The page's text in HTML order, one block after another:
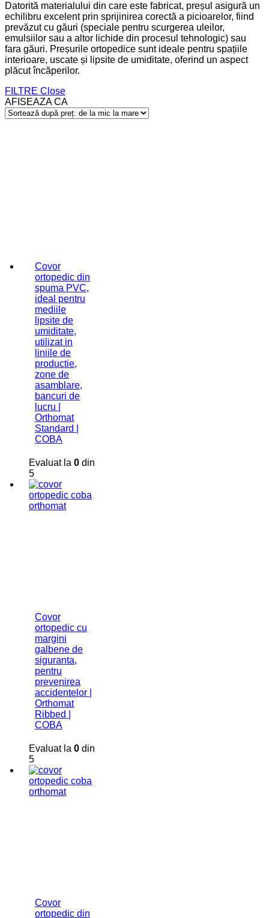
Datorită materialului din care este fabricat, preșul asigură un
echilibru excelent prin sprijinirea corectă a picioarelor, fiind
prevăzut cu găuri (speciale pentru scurgerea uleilor,
emulsiilor sau a altor lichide din procesul tehnologic) sau
fara găuri. Preșurile ortopedice sunt ideale pentru spațiile
interioare, uscate și lipsite de umiditate, oferind un aspect
plăcut încăperilor.
FILTRE Close
AFISEAZA CA
Covor
ortopedic din
spuma PVC,
ideal pentru
mediile
lipsite de
umiditate,
utilizat in
liniile de
productie,
zone de
asamblare,
bancuri de
lucru |
Orthomat
Standard |
COBA
Evaluat la 0 din
5
Covor
ortopedic cu
margini
galbene de
siguranta,
pentru
prevenirea
accidentelor |
Orthomat
Ribbed |
COBA
Evaluat la 0 din
5
Covor
ortopedic din